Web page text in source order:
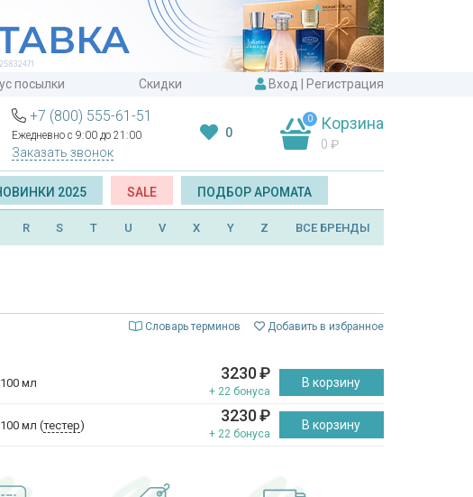
посылки Скидки Вход Регистрация
+7 (800) 555-61-51
Ежедневно с 9:00 до 21:00
Заказать звонок
0
0 Корзина
0 ₽
2025 SALE ПОДБОР АРОМАТА
R S T U V X Y Z ВСЕ БРЕНДЫ
Словарь терминов Добавить в избранное
мл 3230₽
+ 22 бонуса
В корзину
мл (тестер) 3230₽
+ 22 бонуса
В корзину